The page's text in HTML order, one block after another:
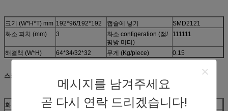
메시지를 남겨주세요
곧 다시 연락 드리겠습니다!
크기 (W*H*T) mm 192*96/192*192 캡슐에 넣기
SMD2121
화소 피치 (mm)
3
화소 configeration (점/
평방 미터)
111111
해결책 (W*H) 64*34/32*32 무게 (Kg/piece) 0.15
스크린 모수
화소 피치 6mm